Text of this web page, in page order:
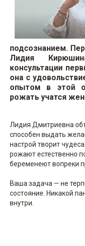
подсознанием.
Лидия
консультации
она с
опытом в этой
рожать учатся
Лидия Дмитриевна
способен выдать
настрой творит
рожают естественно
беременеют вопреки
Ваша задача — не
состояние. Никакой
внутри.